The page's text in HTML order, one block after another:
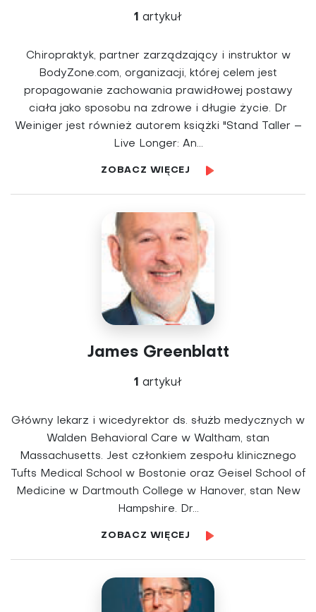
1 artykuł
Chiropraktyk, partner zarządzający i instruktor w
BodyZone.com, organizacji, której celem jest
propagowanie zachowania prawidłowej postawy
ciała jako sposobu na zdrowe i długie życie. Dr
Weiniger jest również autorem książki "Stand Taller –
Live Longer: An...
ZOBACZ WIĘCEJ
James Greenblatt
1 artykuł
Główny lekarz i wicedyrektor ds. służb medycznych w
Walden Behavioral Care w Waltham, stan
Massachusetts. Jest członkiem zespołu klinicznego
Tufts Medical School w Bostonie oraz Geisel School of
Medicine w Dartmouth College w Hanover, stan New
Hampshire. Dr...
ZOBACZ WIĘCEJ